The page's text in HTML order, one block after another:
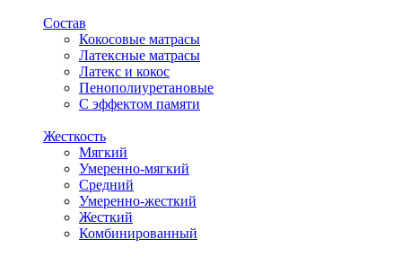
Состав
Кокосовые матрасы
Латексные матрасы
Латекс и кокос
Пенополиуретановые
С эффектом памяти
Жесткость
Мягкий
Умеренно-мягкий
Средний
Умеренно-жесткий
Жесткий
Комбинированный